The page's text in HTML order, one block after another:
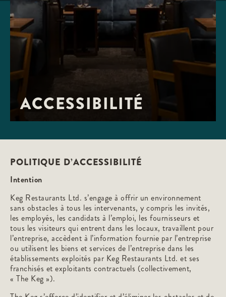
ACCESSIBILITÉ
POLITIQUE D’ACCESSIBILITÉ
Intention
Keg Restaurants Ltd. s’engage à offrir un environnement
sans obstacles à tous les intervenants, y compris les invités,
les employés, les candidats à l’emploi, les fournisseurs et
tous les visiteurs qui entrent dans les locaux, travaillent pour
l’entreprise, accèdent à l’information fournie par l’entreprise
ou utilisent les biens et services de l’entreprise dans les
établissements exploités par Keg Restaurants Ltd. et ses
franchisés et exploitants contractuels (collectivement,
« The Keg »).